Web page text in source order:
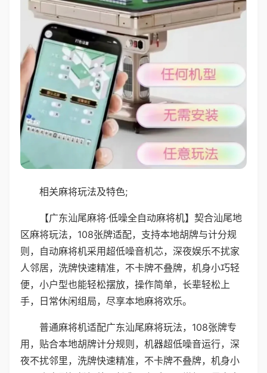
相关麻将玩法及特色;
【广东汕尾麻将·低噪全自动麻将机】契合汕尾地
区麻将玩法，108张牌适配，支持本地胡牌与计分规
则，自动麻将机采用超低噪音机芯，深夜娱乐不扰家
人邻居，洗牌快速精准，不卡牌不叠牌，机身小巧轻
便，小户型也能轻松摆放，操作简单，长辈轻松上
手，日常休闲组局，尽享本地麻将欢乐。
普通麻将机适配广东汕尾麻将玩法，108张牌专
用，贴合本地胡牌计分规则，机器超低噪音运行，深
夜不扰邻里，洗牌快速精准，不卡牌不叠牌，机身小